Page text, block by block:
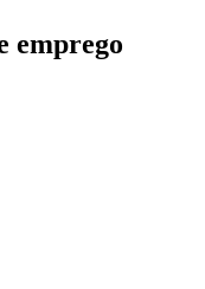
emprego